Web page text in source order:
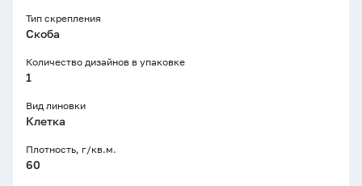
Тип скрепления
Скоба
Количество дизайнов в упаковке
1
Вид линовки
Клетка
Плотность, г/кв.м.
60